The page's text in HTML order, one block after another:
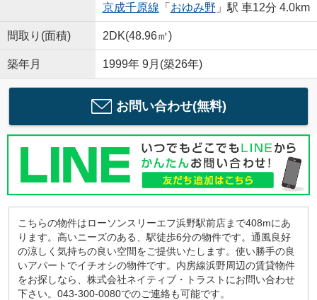
京成千原線 「 おゆみ野 」駅 車12分 4.0km
間取り(面積) 2DK(48.96㎡)
築年月 1999年 9月(築26年)
お問い合わせ(無料)
こちらの物件はローソンスリーエフ浜野駅前店まで408mにあ
ります。高いニーズのある、駅徒歩6分の物件です。通風良好
の涼しく気持ちの良い空間をご提供いたします。使い勝手の良
いアパートでイチオシの物件です。内房線浜野周辺の賃貸物件
をお探しなら、株式会社ネイティブ・トラストにお問い合わせ
下さい。043-300-0080でのご連絡も可能です。